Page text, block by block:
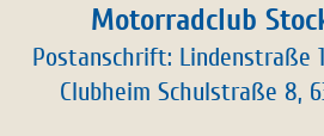
Motorradclub
Postanschrift: Lindenstraße
Clubheim Schulstraße 8,